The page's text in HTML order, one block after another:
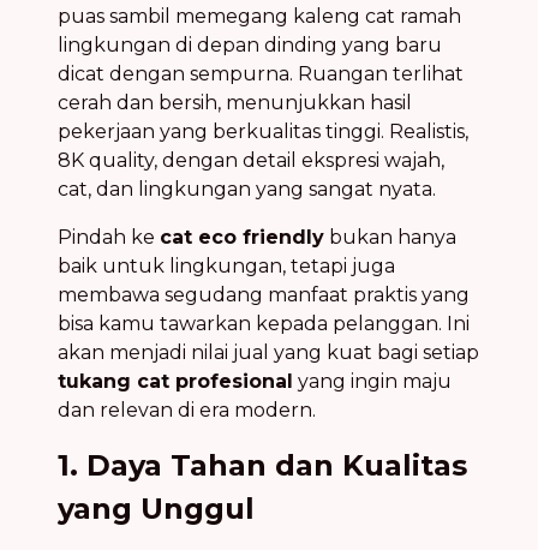
Pindah ke cat eco friendly bukan hanya
baik untuk lingkungan, tetapi juga
membawa segudang manfaat praktis yang
bisa kamu tawarkan kepada pelanggan. Ini
akan menjadi nilai jual yang kuat bagi setiap
tukang cat profesional yang ingin maju
dan relevan di era modern.
1. Daya Tahan dan Kualitas
yang Unggul